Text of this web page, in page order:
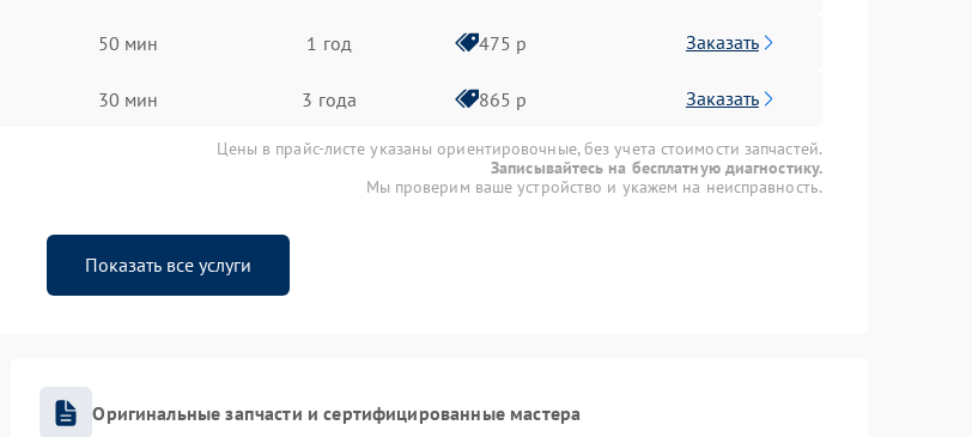
50 мин 1 год 475 р Заказать
30 мин 3 года 865 р Заказать
Цены в прайс-листе указаны ориентировочные, без учета стоимости запчастей.
Записывайтесь на бесплатную диагностику.
Мы проверим ваше устройство и укажем на неисправность.
Показать все услуги
Оригинальные запчасти и сертифицированные мастера